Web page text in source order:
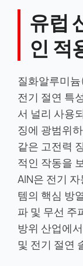
더 많은
유럽
인 적